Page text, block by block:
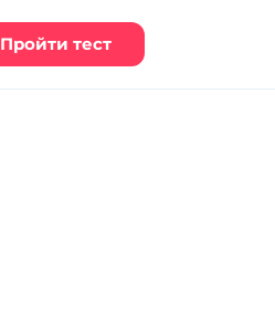
Пройти тест